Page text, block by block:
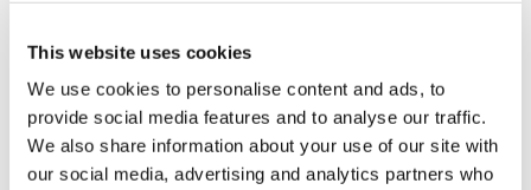
This website uses cookies
We use cookies to personalise content and ads, to
provide social media features and to analyse our traffic.
We also share information about your use of our site with
our social media, advertising and analytics partners who
Cor Rosa